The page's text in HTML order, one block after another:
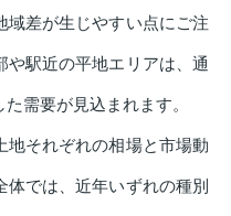
域差が生じやすい点にご注
駅近の平地エリアは、通
需要が見込まれます。
地それぞれの相場と市場動
では、近年いずれの種別